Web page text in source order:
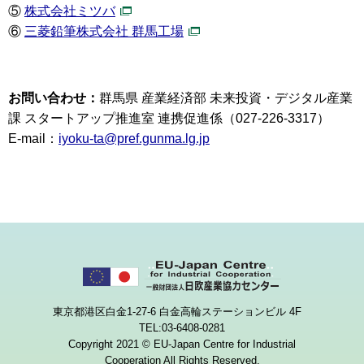
⑤ 株式会社ミツバ
⑥ 三菱鉛筆株式会社 群馬工場
お問い合わせ： 群馬県 産業経済部 未来投資・デジタル産業
課 スタートアップ推進室 連携促進係（027-226-3317）
E-mail： iyoku-ta@pref.gunma.lg.jp
東京都港区白金1-27-6 白金高輪ステーションビル 4F
TEL:03-6408-0281
Copyright 2021 © EU-Japan Centre for Industrial
Cooperation All Rights Reserved.